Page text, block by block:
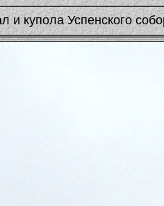
и купола Успенского